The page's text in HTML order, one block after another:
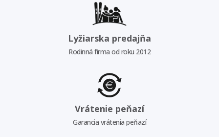
Lyžiarska predajňa
Rodinná firma od roku 2012
Vrátenie peňazí
Garancia vrátenia peňazí